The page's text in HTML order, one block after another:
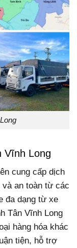
Vĩnh Long
cung cấp dịch
và an toàn từ các
đa dạng từ xe
Tân Vĩnh Long
hàng hóa khác
tiện, hỗ trợ